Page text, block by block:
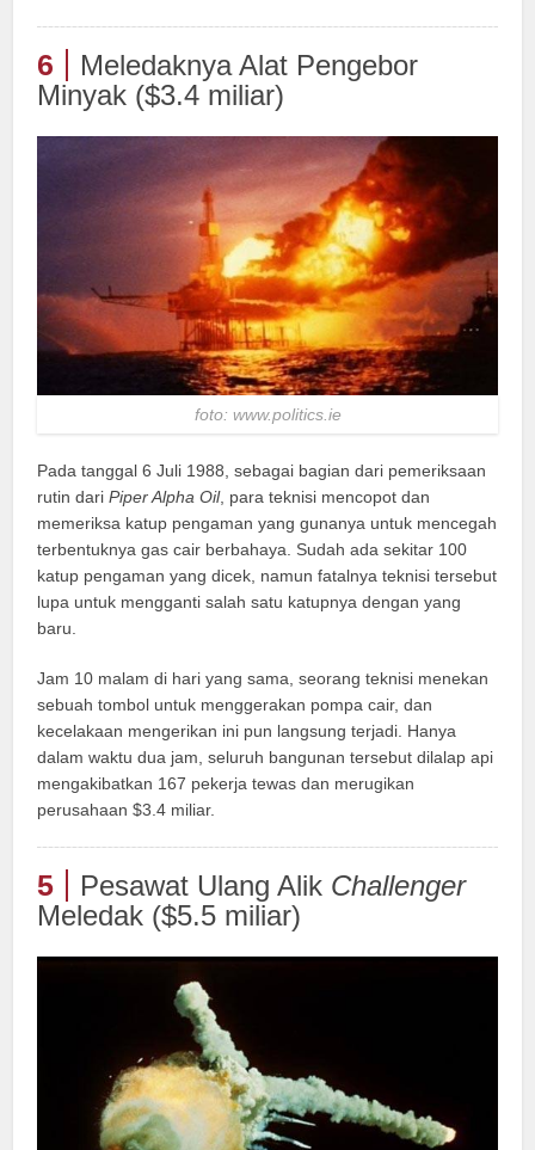
6
Meledaknya Alat Pengebor
Minyak ($3.4 miliar)
foto: www.politics.ie
Pada tanggal 6 Juli 1988, sebagai bagian dari pemeriksaan
rutin dariPiper Alpha Oil, para teknisi mencopot dan
memeriksa katup pengaman yang gunanya untuk mencegah
terbentuknya gas cair berbahaya. Sudah ada sekitar 100
katup pengaman yang dicek, namun fatalnya teknisi tersebut
lupa untuk mengganti salah satu katupnya dengan yang
baru.
Jam 10 malam di hari yang sama, seorang teknisi menekan
sebuah tombol untuk menggerakan pompa cair, dan
kecelakaan mengerikan ini pun langsung terjadi. Hanya
dalam waktu dua jam, seluruh bangunan tersebut dilalap api
mengakibatkan 167 pekerja tewas dan merugikan
perusahaan $3.4 miliar.
5 Pesawat Ulang Alik Challenger
Meledak ($5.5 miliar)